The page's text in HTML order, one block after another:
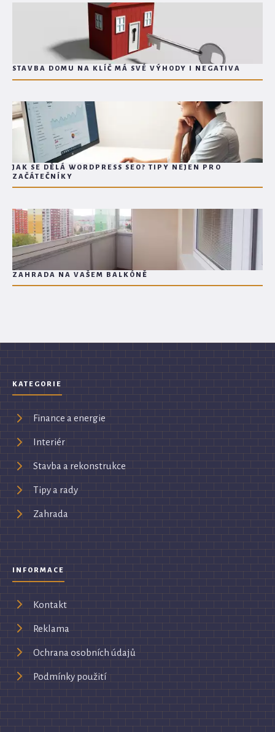
STAVBA DOMU NA KLÍČ MÁ SVÉ VÝHODY I NEGATIVA
JAK SE DĚLÁ WORDPRESS SEO? TIPY NEJEN PRO
ZAČÁTEČNÍKY
ZAHRADA NA VAŠEM BALKÓNĚ
KATEGORIE
Finance a energie
Interiér
Stavba a rekonstrukce
Tipy a rady
Zahrada
INFORMACE
Kontakt
Reklama
Ochrana osobních údajů
Podmínky použití